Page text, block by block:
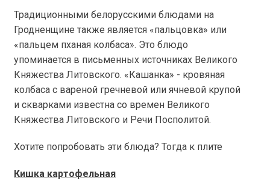
Традиционными белорусскими блюдами на
Гродненщине также является «пальцовка» или
«пальцем пханая колбаса». Это блюдо
упоминается в письменных источниках Великого
Княжества Литовского. «Кашанка» - кровяная
колбаса с вареной гречневой или ячневой крупой
и скварками известна со времен Великого
Княжества Литовского и Речи Посполитой.
Хотите попробовать эти блюда? Тогда к плите
Кишка картофельная